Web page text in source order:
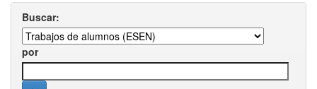
Buscar:
por